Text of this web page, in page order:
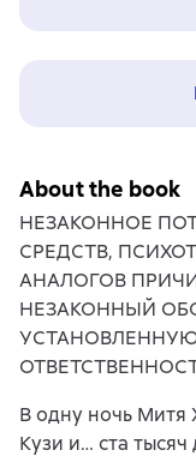
About the book
НЕЗАКОННОЕ
СРЕДСТВ,
АНАЛОГОВ
НЕЗАКОННЫЙ
В одну ночь Митя
Кузи и… ста